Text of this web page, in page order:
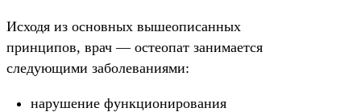
Исходя из основных вышеописанных
принципов, врач — остеопат занимается
следующими заболеваниями:
нарушение функционирования